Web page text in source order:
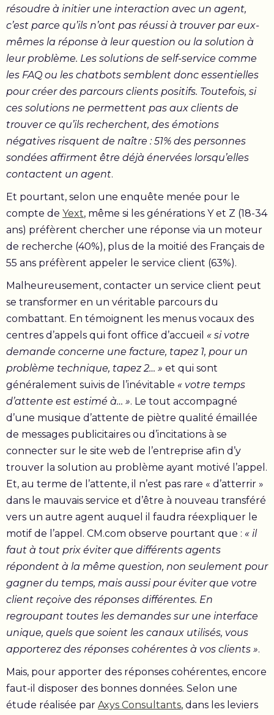
résoudre à initier une interaction avec un agent,
c’est parce qu’ils n’ont pas réussi à trouver par eux-
mêmes la réponse à leur question ou la solution à
leur problème. Les solutions de self-service comme
les FAQ ou les chatbots semblent donc essentielles
pour créer des parcours clients positifs. Toutefois, si
ces solutions ne permettent pas aux clients de
trouver ce qu’ils recherchent, des émotions
négatives risquent de naître : 51% des personnes
sondées affirment être déjà énervées lorsqu’elles
contactent un agent.
Et pourtant, selon une enquête menée pour le
compte de Yext, même si les générations Y et Z (18-34
ans) préfèrent chercher une réponse via un moteur
de recherche (40%), plus de la moitié des Français de
55 ans préfèrent appeler le service client (63%).
Malheureusement, contacter un service client peut
se transformer en un véritable parcours du
combattant. En témoignent les menus vocaux des
centres d’appels qui font office d’accueil « si votre
demande concerne une facture, tapez 1, pour un
problème technique, tapez 2… » et qui sont
généralement suivis de l’inévitable « votre temps
d’attente est estimé à… ». Le tout accompagné
d’une musique d’attente de piètre qualité émaillée
de messages publicitaires ou d’incitations à se
connecter sur le site web de l’entreprise afin d’y
trouver la solution au problème ayant motivé l’appel.
Et, au terme de l’attente, il n’est pas rare « d’atterrir »
dans le mauvais service et d’être à nouveau transféré
vers un autre agent auquel il faudra réexpliquer le
motif de l’appel. CM.com observe pourtant que : « il
faut à tout prix éviter que différents agents
répondent à la même question, non seulement pour
gagner du temps, mais aussi pour éviter que votre
client reçoive des réponses différentes. En
regroupant toutes les demandes sur une interface
unique, quels que soient les canaux utilisés, vous
apporterez des réponses cohérentes à vos clients ».
Mais, pour apporter des réponses cohérentes, encore
faut-il disposer des bonnes données. Selon une
étude réalisée par Axys Consultants, dans les leviers